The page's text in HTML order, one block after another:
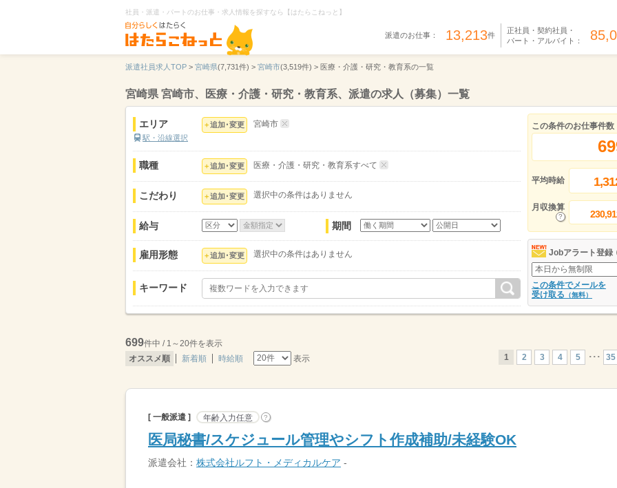
社員・派遣・パートのお仕事・求人情報を探すなら【はたらこねっと】
派遣のお仕事： 13,213件
正社員・契約社員・
パート・アルバイト：
派遣社員求人TOP > 宮崎県(7,731件) > 宮崎市(3,519件) > 医療・介護・研究・教育系の一覧
宮崎県 宮崎市、医療・介護・研究・教育系、派遣の求人（募集）一覧
エリア
駅・沿線選択
追加･変更 宮崎市
職種 追加･変更 医療・介護・研究・教育系すべて
こだわり 追加･変更 選択中の条件はありません
給与 期間
雇用形態 追加･変更 選択中の条件はありません
キーワード
この条件のお仕事件数
平均時給
月収換算
Jobアラート登録
この条件でメールを
受け取る （無料）
699件中 / 1～20件を表示
オススメ順
新着順 時給順 表示 1 2 3 4 5 ･･･ 35
[ 一般派遣 ] 年齢入力任意 ?
医局秘書/スケジュール管理やシフト作成補助/未経験OK
派遣会社： 株式会社ルフト・メディカルケア -